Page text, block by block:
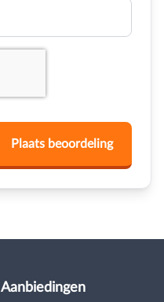
Aanbiedingen